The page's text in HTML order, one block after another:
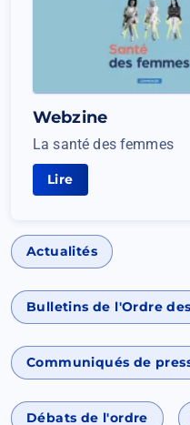
Webzine
La santé des femmes
Lire
santé
femmes
Actualités
Bulletins de l'Ordre
Communiqués de
Débats de l'ordre